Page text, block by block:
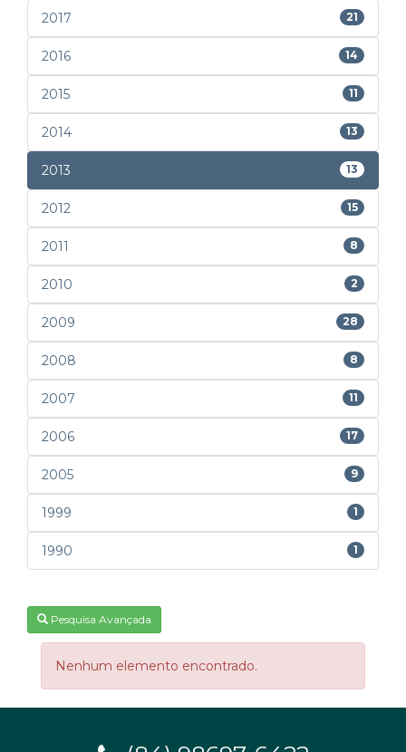
2017 21
2016 14
2015 11
2014 13
2013 13
2012 15
2011 8
2010 2
2009 28
2008 8
2007 11
2006 17
2005 9
1999 1
1990 1
Pesquisa Avançada
Nenhum elemento encontrado.